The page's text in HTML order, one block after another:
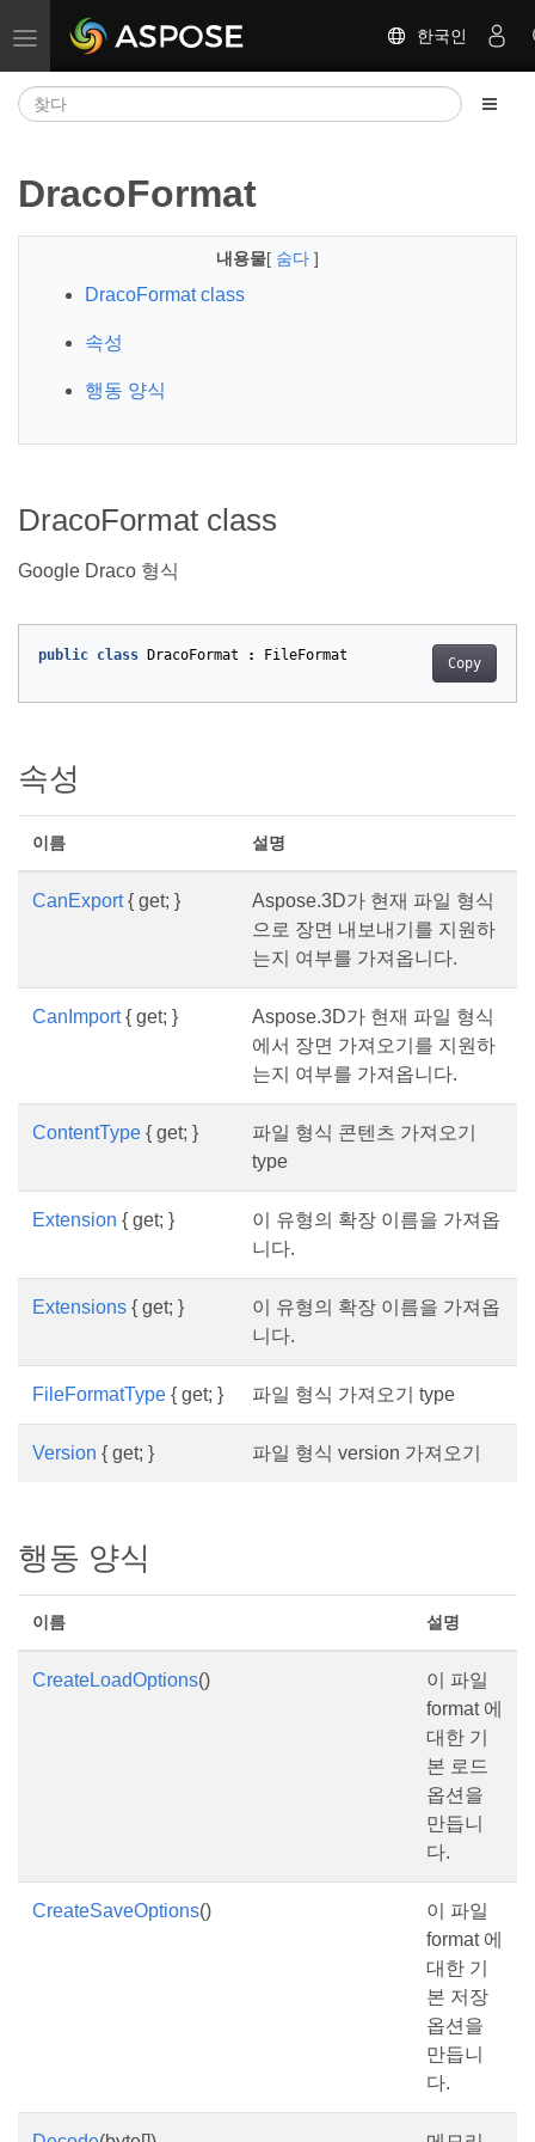
탐색 전환 한국인
DracoFormat
내용물[ 숨다 ]
DracoFormat class
속성
행동 양식
DracoFormat class
Google Draco 형식
Copy
public class DracoFormat : FileFormat
속성
이름 설명
CanExport{ get; }
Aspose.3D가 현재 파일 형식
으로 장면 내보내기를 지원하
는지 여부를 가져옵니다.
CanImport{ get; }
Aspose.3D가 현재 파일 형식
에서 장면 가져오기를 지원하
는지 여부를 가져옵니다.
ContentType { get; }
파일 형식 콘텐츠 가져오기
type
Extension { get; }
이 유형의 확장 이름을 가져옵
니다.
Extensions { get; }
이 유형의 확장 이름을 가져옵
니다.
FileFormatType { get; } 파일 형식 가져오기 type
Version { get; } 파일 형식 version 가져오기
행동 양식
이름 설명
CreateLoadOptions()
이 파일
format 에
대한 기
본 로드
옵션을
만듭니
다.
CreateSaveOptions()
이 파일
format 에
대한 기
본 저장
옵션을
만듭니
다.